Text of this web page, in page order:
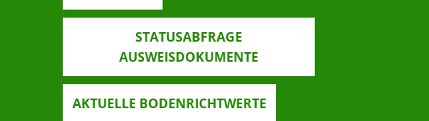
STATUSABFRAGE
AUSWEISDOKUMENTE
AKTUELLE BODENRICHTWERTE